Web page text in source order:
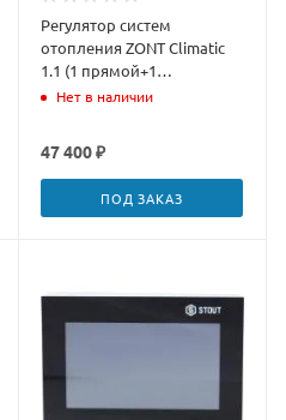
Регулятор систем
отопления ZONT Climatic
1.1 (1 прямой+1
смесительный контур)
Нет в наличии
47 400 ₽
ПОД ЗАКАЗ